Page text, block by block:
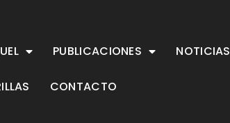
PUBLICACIONES NOTICIAS
CONTACTO